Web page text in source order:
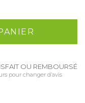
OU REMBOURSÉ
pour changer d’avis